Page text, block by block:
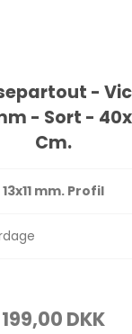
-
- Sort -
Cm.
13x11 mm. Profil
199,00 DKK